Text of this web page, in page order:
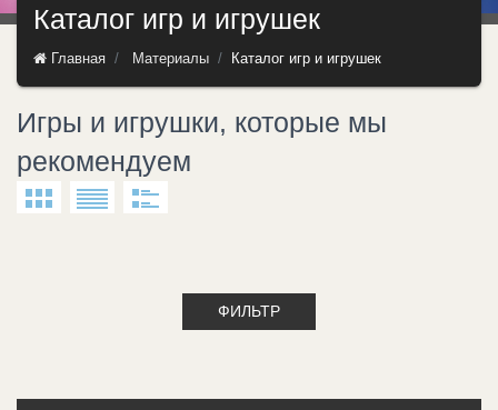
Каталог игр и игрушек
Главная Материалы Каталог игр и игрушек
Игры и игрушки, которые мы
рекомендуем
ФИЛЬТР